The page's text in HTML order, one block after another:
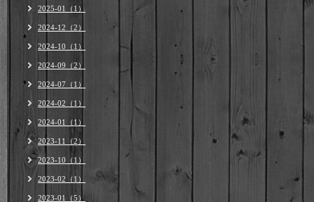
2025-01（1）
2024-12（2）
2024-10（1）
2024-09（2）
2024-07（1）
2024-02（1）
2024-01（1）
2023-11（2）
2023-10（1）
2023-02（1）
2023-01（5）